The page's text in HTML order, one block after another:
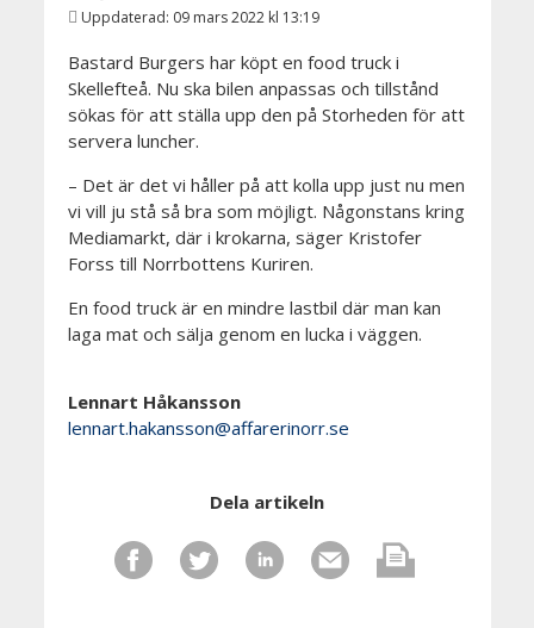
Uppdaterad: 09 mars 2022 kl 13:19
Bastard Burgers har köpt en food truck i
Skellefteå. Nu ska bilen anpassas och tillstånd
sökas för att ställa upp den på Storheden för att
servera luncher.
– Det är det vi håller på att kolla upp just nu men
vi vill ju stå så bra som möjligt. Någonstans kring
Mediamarkt, där i krokarna, säger Kristofer
Forss till Norrbottens Kuriren.
En food truck är en mindre lastbil där man kan
laga mat och sälja genom en lucka i väggen.
Lennart Håkansson
lennart.hakansson@affarerinorr.se
Dela artikeln